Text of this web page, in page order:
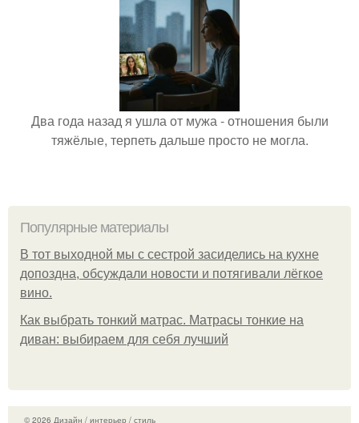
Два года назад я ушла от мужа - отношения были
тяжёлые, терпеть дальше просто не могла.
Популярные материалы
В тот выходной мы с сестрой засиделись на кухне
допоздна, обсуждали новости и потягивали лёгкое
вино.
Как выбрать тонкий матрас. Матрасы тонкие на
диван: выбираем для себя лучший
© 2026 Дизайн / интерьер / стиль